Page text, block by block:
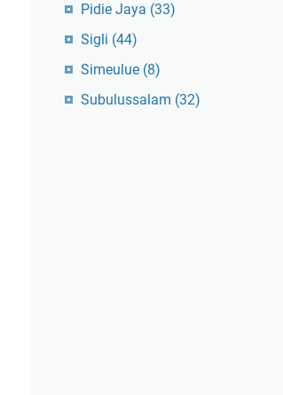
Pidie Jaya (33)
Sigli (44)
Simeulue (8)
Subulussalam (32)